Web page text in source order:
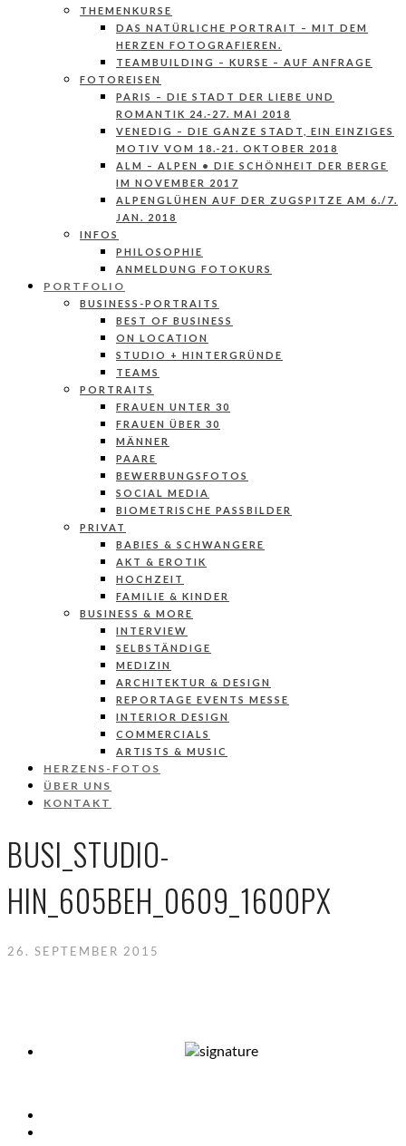
THEMENKURSE
DAS NATÜRLICHE PORTRAIT – MIT DEM
HERZEN FOTOGRAFIEREN.
TEAMBUILDING – KURSE – AUF ANFRAGE
FOTOREISEN
PARIS – DIE STADT DER LIEBE UND
ROMANTIK 24.-27. MAI 2018
VENEDIG – DIE GANZE STADT, EIN EINZIGES
MOTIV VOM 18.-21. OKTOBER 2018
ALM – ALPEN • DIE SCHÖNHEIT DER BERGE
IM NOVEMBER 2017
ALPENGLÜHEN AUF DER ZUGSPITZE AM 6./7.
JAN. 2018
INFOS
PHILOSOPHIE
ANMELDUNG FOTOKURS
PORTFOLIO
BUSINESS-PORTRAITS
BEST OF BUSINESS
ON LOCATION
STUDIO + HINTERGRÜNDE
TEAMS
PORTRAITS
FRAUEN UNTER 30
FRAUEN ÜBER 30
MÄNNER
PAARE
BEWERBUNGSFOTOS
SOCIAL MEDIA
BIOMETRISCHE PASSBILDER
PRIVAT
BABIES & SCHWANGERE
AKT & EROTIK
HOCHZEIT
FAMILIE & KINDER
BUSINESS & MORE
INTERVIEW
SELBSTÄNDIGE
MEDIZIN
ARCHITEKTUR & DESIGN
REPORTAGE EVENTS MESSE
INTERIOR DESIGN
COMMERCIALS
ARTISTS & MUSIC
HERZENS-FOTOS
ÜBER UNS
KONTAKT
BUSI_STUDIO-
HIN_605BEH_0609_1600PX
26. SEPTEMBER 2015